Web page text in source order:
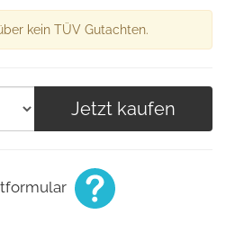
kein TÜV Gutachten.
Jetzt kaufen